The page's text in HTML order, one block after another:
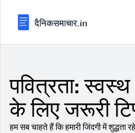
पवित्रता:
के लिए जरूरी
हम सब चाहते हैं कि हमारी जिंदगी में